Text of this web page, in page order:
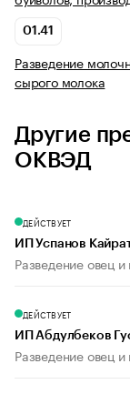
01.41
Разведение
сырого молока
Другие
ОКВЭД
ДЕЙСТВУЕТ
ИП Успанов
Разведение овец и
ДЕЙСТВУЕТ
ИП Абдулбеков
Разведение овец и